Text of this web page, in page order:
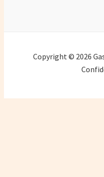
Copyright © 2026